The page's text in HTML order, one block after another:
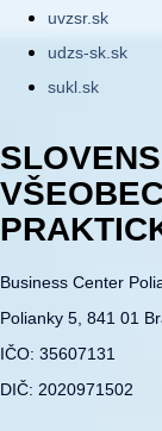
uvzsr.sk
udzs-sk.sk
sukl.sk
Business Center
Polianky 5, 841 01
IČO: 35607131
DIČ: 2020971502